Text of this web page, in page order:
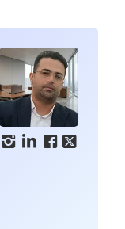
   